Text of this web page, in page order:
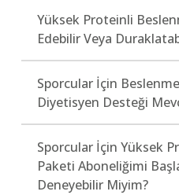
Yüksek Proteinli
Edebilir Veya
Sporcular İçin
Diyetisyen Desteği
Sporcular İçin Yüksek
Paketi Aboneliğimi
Deneyebilir Miyim?